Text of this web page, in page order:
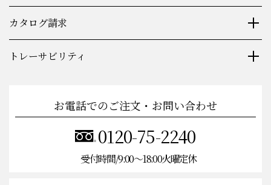
カタログ請求
トレーサビリティ
お電話でのご注文・お問い合わせ
0120-75-2240
受付時間/9:00〜18:00火曜定休